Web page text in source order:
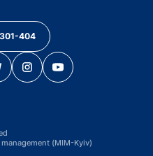
404
(MIM-Kyiv)